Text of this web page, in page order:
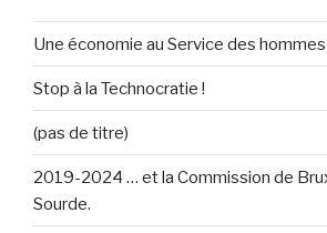
Une économie au Service des
Stop à la Technocratie !
(pas de titre)
2019-2024 … et la Commission de
Sourde.